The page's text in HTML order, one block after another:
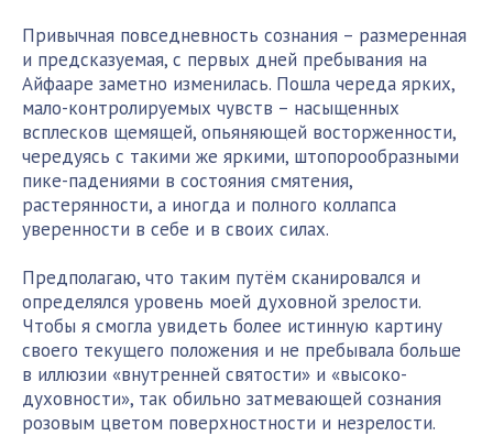
Привычная повседневность сознания – размеренная
и предсказуемая, с первых дней пребывания на
Айфааре заметно изменилась. Пошла череда ярких,
мало-контролируемых чувств – насыщенных
всплесков щемящей, опьяняющей восторженности,
чередуясь с такими же яркими, штопорообразными
пике-падениями в состояния смятения,
растерянности, а иногда и полного коллапса
уверенности в себе и в своих силах.
Предполагаю, что таким путём сканировался и
определялся уровень моей духовной зрелости.
Чтобы я смогла увидеть более истинную картину
своего текущего положения и не пребывала больше
в иллюзии «внутренней святости» и «высоко-
духовности», так обильно затмевающей сознания
розовым цветом поверхностности и незрелости.